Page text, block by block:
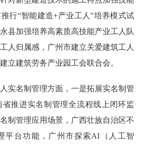
行“智能建造+产业工人”培养模式试
县加强培养高素质高技能产业工人队
人归属感，广州市建立关爱建筑工人
立建筑劳务产业园工会联合会。
实名制管理方面，一是拓展实名制管
推进实名制管理全流程线上闭环监
制管理应用场景，广西壮族自治区不
平台功能，广州市探索AI（人工智